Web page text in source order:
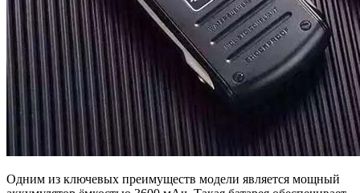
Одним из ключевых преимуществ модели является мощный